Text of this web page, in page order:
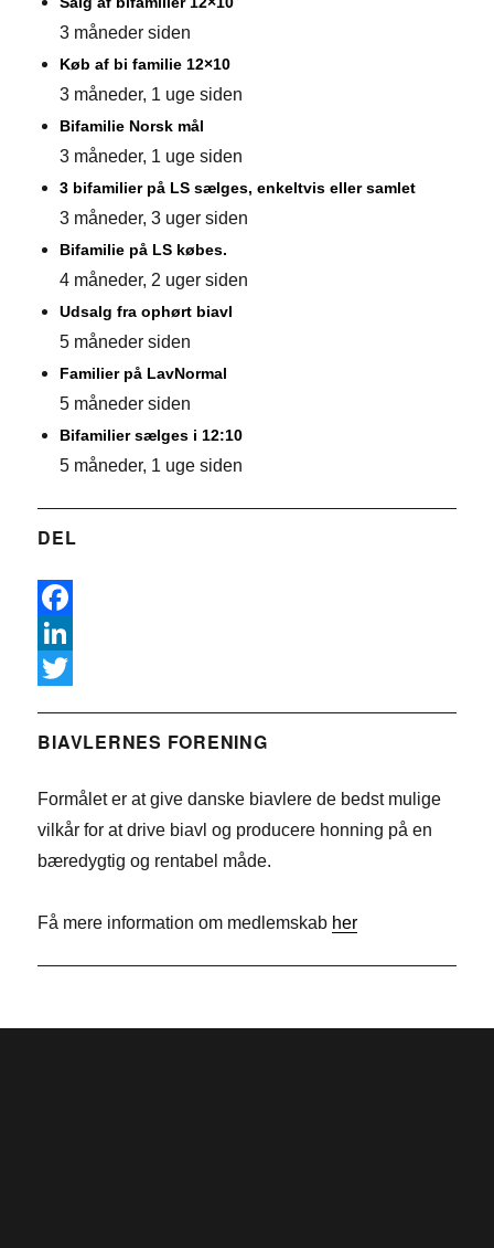
3 måneder siden
Køb af bi familie 12×10
3 måneder, 1 uge siden
Bifamilie Norsk mål
3 måneder, 1 uge siden
3 bifamilier på LS sælges, enkeltvis eller samlet
3 måneder, 3 uger siden
Bifamilie på LS købes.
4 måneder, 2 uger siden
Udsalg fra ophørt biavl
5 måneder siden
Familier på LavNormal
5 måneder siden
Bifamilier sælges i 12:10
5 måneder, 1 uge siden
DEL
F
a
e
o
L
n
e
n
w
t
r
BIAVLERNES FORENING
Formålet er at give danske biavlere de bedst mulige
vilkår for at drive biavl og producere honning på en
bæredygtig og rentabel måde.
Få mere information om medlemskab her